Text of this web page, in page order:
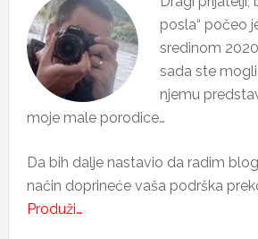
posla“ počeo
sredinom
sada ste
njemu
moje male porodice…
Da bih dalje nastavio da radim
način doprineće vaša podrška
Produži…